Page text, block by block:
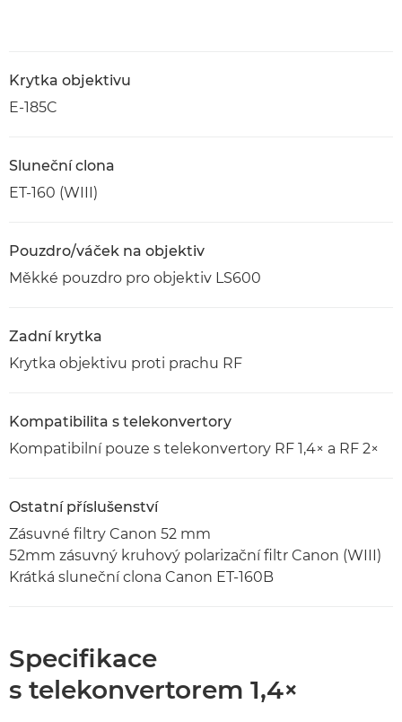
Krytka objektivu
E-185C
Sluneční clona
ET-160 (WIII)
Pouzdro/váček na objektiv
Měkké pouzdro pro objektiv LS600
Zadní krytka
Krytka objektivu proti prachu RF
Kompatibilita s telekonvertory
Kompatibilní pouze s telekonvertory RF 1,4× a RF 2×
Ostatní příslušenství
Zásuvné filtry Canon 52 mm
52mm zásuvný kruhový polarizační filtr Canon (WIII)
Krátká sluneční clona Canon ET-160B
Specifikace
s telekonvertorem 1,4×